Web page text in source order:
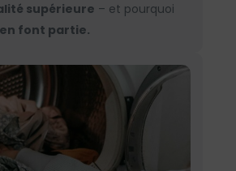
supérieure – et pourquoi
font partie.